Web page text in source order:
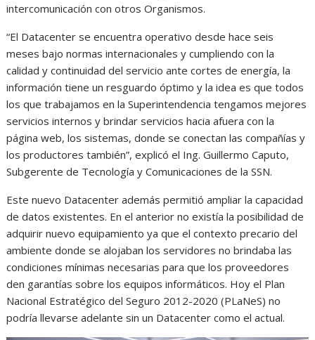
intercomunicación con otros Organismos.
“El Datacenter se encuentra operativo desde hace seis
meses bajo normas internacionales y cumpliendo con la
calidad y continuidad del servicio ante cortes de energía, la
información tiene un resguardo óptimo y la idea es que todos
los que trabajamos en la Superintendencia tengamos mejores
servicios internos y brindar servicios hacia afuera con la
página web, los sistemas, donde se conectan las compañías y
los productores también”, explicó el Ing. Guillermo Caputo,
Subgerente de Tecnología y Comunicaciones de la SSN.
Este nuevo Datacenter además permitió ampliar la capacidad
de datos existentes. En el anterior no existía la posibilidad de
adquirir nuevo equipamiento ya que el contexto precario del
ambiente donde se alojaban los servidores no brindaba las
condiciones mínimas necesarias para que los proveedores
den garantías sobre los equipos informáticos. Hoy el Plan
Nacional Estratégico del Seguro 2012-2020 (PLaNeS) no
podría llevarse adelante sin un Datacenter como el actual.